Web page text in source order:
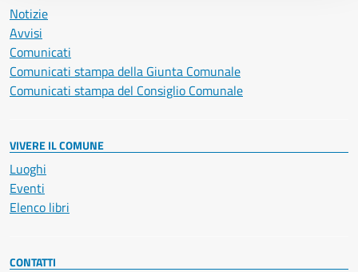
Notizie
Avvisi
Comunicati
Comunicati stampa della Giunta Comunale
Comunicati stampa del Consiglio Comunale
VIVERE IL COMUNE
Luoghi
Eventi
Elenco libri
CONTATTI